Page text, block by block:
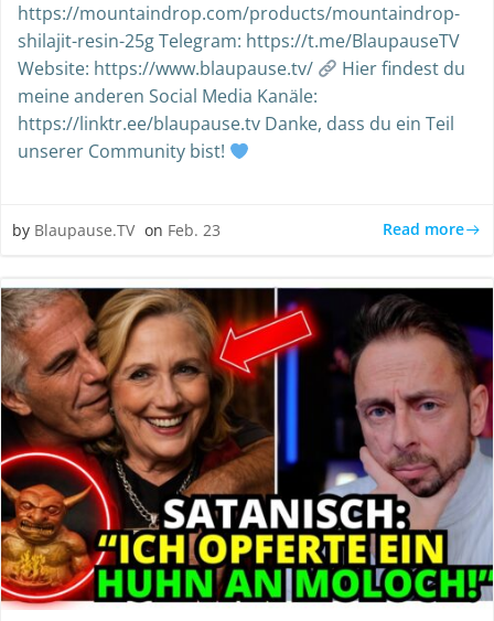
https://mountaindrop.com/products/mountaindrop-
shilajit-resin-25g Telegram: https://t.me/BlaupauseTV
Website: https://www.blaupause.tv/
Hier findest du
meine anderen Social Media Kanäle:
https://linktr.ee/blaupause.tv Danke, dass du ein Teil
unserer Community bist!
by Blaupause.TV on Feb. 23 Read more